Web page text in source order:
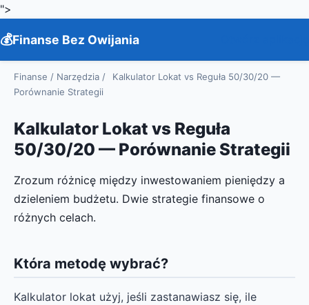
">
Finanse Bez Owijania
Finanse / Narzędzia /
Kalkulator Lokat vs Reguła 50/30/20 —
Porównanie Strategii
Kalkulator Lokat vs Reguła
50/30/20 — Porównanie Strategii
Zrozum różnicę między inwestowaniem pieniędzy a
dzieleniem budżetu. Dwie strategie finansowe o
różnych celach.
Która metodę wybrać?
Kalkulator lokat użyj, jeśli zastanawiasz się, ile